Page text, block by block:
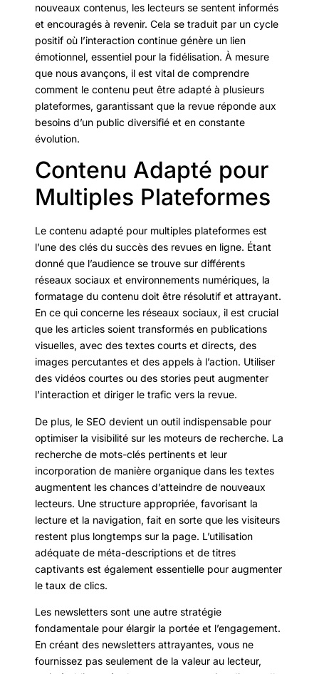
nouveaux contenus, les lecteurs se sentent informés
et encouragés à revenir. Cela se traduit par un cycle
positif où l’interaction continue génère un lien
émotionnel, essentiel pour la fidélisation. À mesure
que nous avançons, il est vital de comprendre
comment le contenu peut être adapté à plusieurs
plateformes, garantissant que la revue réponde aux
besoins d’un public diversifié et en constante
évolution.
Contenu Adapté pour
Multiples Plateformes
Le contenu adapté pour multiples plateformes est
l’une des clés du succès des revues en ligne. Étant
donné que l’audience se trouve sur différents
réseaux sociaux et environnements numériques, la
formatage du contenu doit être résolutif et attrayant.
En ce qui concerne les réseaux sociaux, il est crucial
que les articles soient transformés en publications
visuelles, avec des textes courts et directs, des
images percutantes et des appels à l’action. Utiliser
des vidéos courtes ou des stories peut augmenter
l’interaction et diriger le trafic vers la revue.
De plus, le SEO devient un outil indispensable pour
optimiser la visibilité sur les moteurs de recherche. La
recherche de mots-clés pertinents et leur
incorporation de manière organique dans les textes
augmentent les chances d’atteindre de nouveaux
lecteurs. Une structure appropriée, favorisant la
lecture et la navigation, fait en sorte que les visiteurs
restent plus longtemps sur la page. L’utilisation
adéquate de méta-descriptions et de titres
captivants est également essentielle pour augmenter
le taux de clics.
Les newsletters sont une autre stratégie
fondamentale pour élargir la portée et l’engagement.
En créant des newsletters attrayantes, vous ne
fournissez pas seulement de la valeur au lecteur,